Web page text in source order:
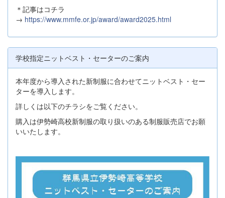
＊記事はコチラ
→ https://www.mmfe.or.jp/award/award2025.html
学校指定ニットベスト・セーターのご案内
本年度から導入された新制服に合わせてニットベスト・セー
ターを導入します。
詳しくは以下のチラシをご覧ください。
購入は伊勢崎高校新制服の取り扱いのある制服販売店でお願
いいたします。